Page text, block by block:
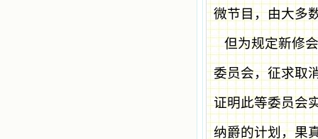
微节目，由大多
但为规定新修
委员会，征求取
证明此等委员会
纳爵的计划，果